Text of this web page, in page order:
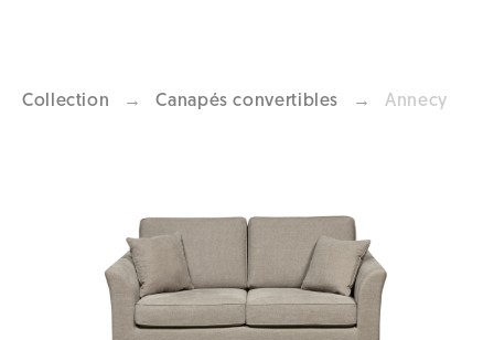
Collection → Canapés convertibles → Annecy
Previous